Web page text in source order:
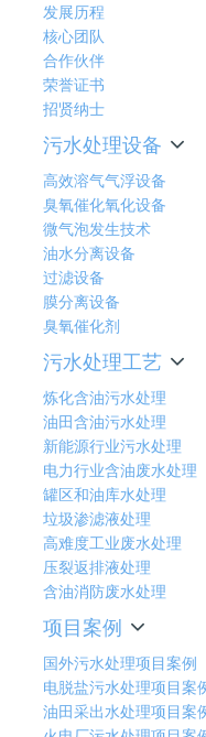
发展历程
核心团队
合作伙伴
荣誉证书
招贤纳士
污水处理设备
高效溶气气浮设备
臭氧催化氧化设备
微气泡发生技术
油水分离设备
过滤设备
膜分离设备
臭氧催化剂
污水处理工艺
炼化含油污水处理
油田含油污水处理
新能源行业污水处理
电力行业含油废水处理
罐区和油库水处理
垃圾渗滤液处理
高难度工业废水处理
压裂返排液处理
含油消防废水处理
项目案例
国外污水处理项目案例
电脱盐污水处理项目案
油田采出水处理项目案